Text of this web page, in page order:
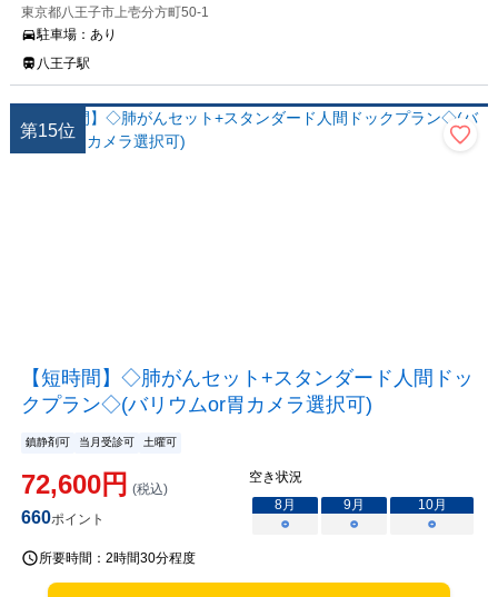
東京都八王子市上壱分方町50-1
駐車場： あり
八王子駅
第15位
【短時間】◇肺がんセット+スタンダード人間ドッ
クプラン◇(バリウムor胃カメラ選択可)
鎮静剤可 当月受診可 土曜可
72,600円 (税込)
660ポイント
空き状況
8月 9月 10月
○
○ ○
所要時間： 2時間30分程度